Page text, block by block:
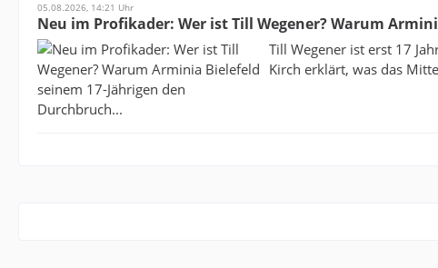
05.08.2026, 14:21 Uhr
Neu im Profikader: Wer ist Till Wegener? Warum
Till Wegener ist erst 17
Kirch erklärt, was das